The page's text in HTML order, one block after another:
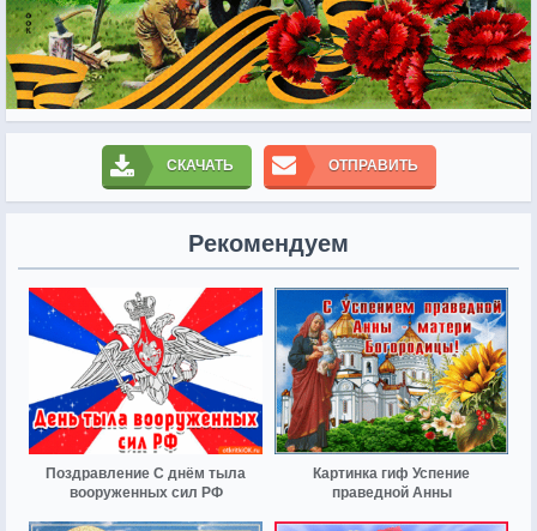
СКАЧАТЬ ОТПРАВИТЬ
Рекомендуем
Поздравление С днём тыла
вооруженных сил РФ
Картинка гиф Успение
праведной Анны